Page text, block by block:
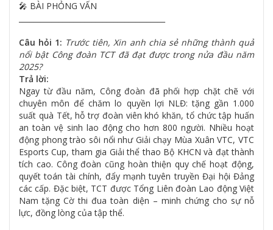
🎤 BÀI PHỎNG VẤN
Câu hỏi 1: Trước tiên, Xin anh chia sẻ những thành quả
nổi bật Công đoàn TCT đã đạt được trong nửa đầu năm
2025?
Trả lời:
Ngay từ đầu năm, Công đoàn đã phối hợp chặt chẽ với
chuyên môn để chăm lo quyền lợi NLĐ: tặng gần 1.000
suất quà Tết, hỗ trợ đoàn viên khó khăn, tổ chức tập huấn
an toàn vệ sinh lao động cho hơn 800 người. Nhiều hoạt
động phong trào sôi nổi như Giải chạy Mùa Xuân VTC, VTC
Esports Cup, tham gia Giải thể thao Bộ KHCN và đạt thành
tích cao. Công đoàn cũng hoàn thiện quy chế hoạt động,
quyết toán tài chính, đẩy mạnh tuyên truyền Đại hội Đảng
các cấp. Đặc biệt, TCT được Tổng Liên đoàn Lao động Việt
Nam tặng Cờ thi đua toàn diện – minh chứng cho sự nỗ
lực, đồng lòng của tập thể.